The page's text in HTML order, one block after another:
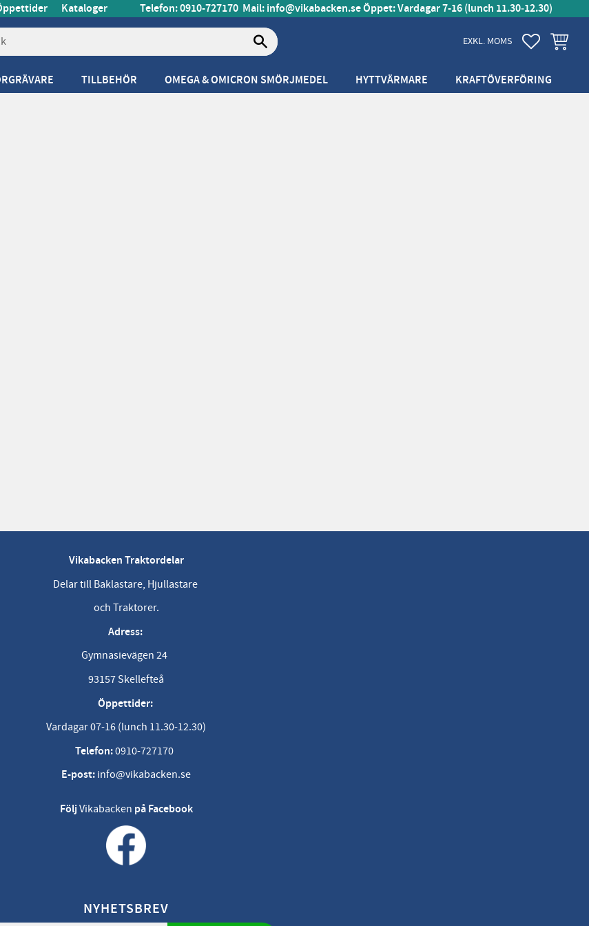
Kataloger Telefon: 0910-727170 Mail:info@vikabacken.seÖppet: Vardagar 7-16 (lunch 11.30‑12.30)
EXKL. MOMS FAVORITER
TILLBEHÖR OMEGA & OMICRON SMÖRJMEDEL HYTTVÄRMARE KRAFTÖVERFÖRING
Vikabacken Traktordelar
Delar till Baklastare, Hjullastare
och Traktorer.
Adress:
Gymnasievägen 24
93157 Skellefteå
Öppettider:
Vardagar 07-16 (lunch 11.30-12.30)
Telefon:0910-727170
E-post: info@vikabacken.se
FöljVikabacken på Facebook
NYHETSBREV